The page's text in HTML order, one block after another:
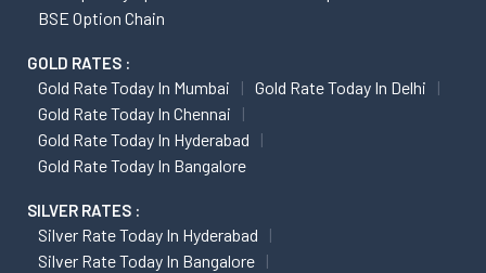
BSE Option Chain
GOLD RATES :
Gold Rate Today In Mumbai
Gold Rate Today In Delhi
Gold Rate Today In Chennai
Gold Rate Today In Hyderabad
Gold Rate Today In Bangalore
SILVER RATES :
Silver Rate Today In Hyderabad
Silver Rate Today In Bangalore